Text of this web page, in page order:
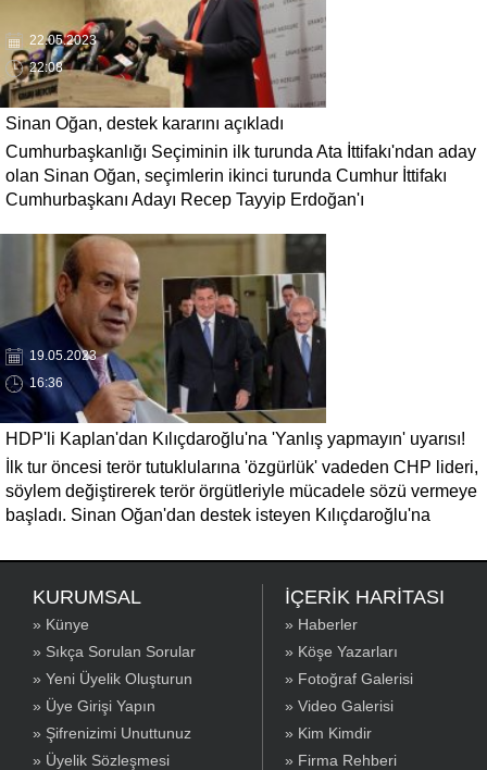
22.05.2023
22:08
Sinan Oğan, destek kararını açıkladı
Cumhurbaşkanlığı Seçiminin ilk turunda Ata İttifakı'ndan aday
olan Sinan Oğan, seçimlerin ikinci turunda Cumhur İttifakı
Cumhurbaşkanı Adayı Recep Tayyip Erdoğan'ı
19.05.2023
16:36
HDP'li Kaplan'dan Kılıçdaroğlu'na 'Yanlış yapmayın' uyarısı!
İlk tur öncesi terör tutuklularına 'özgürlük' vadeden CHP lideri,
söylem değiştirerek terör örgütleriyle mücadele sözü vermeye
başladı. Sinan Oğan'dan destek isteyen Kılıçdaroğlu'na
'Kürtleri küstürüp yanlış yapma. Birleşmenin, dayanışmanın,
dostluğun bir sınırı vardır.' mesajı verdi.
KURUMSAL
» Künye
» Sıkça Sorulan Sorular
» Yeni Üyelik Oluşturun
» Üye Girişi Yapın
» Şifrenizimi Unuttunuz
» Üyelik Sözleşmesi
İÇERİK HARİTASI
» Haberler
» Köşe Yazarları
» Fotoğraf Galerisi
» Video Galerisi
» Kim Kimdir
» Firma Rehberi